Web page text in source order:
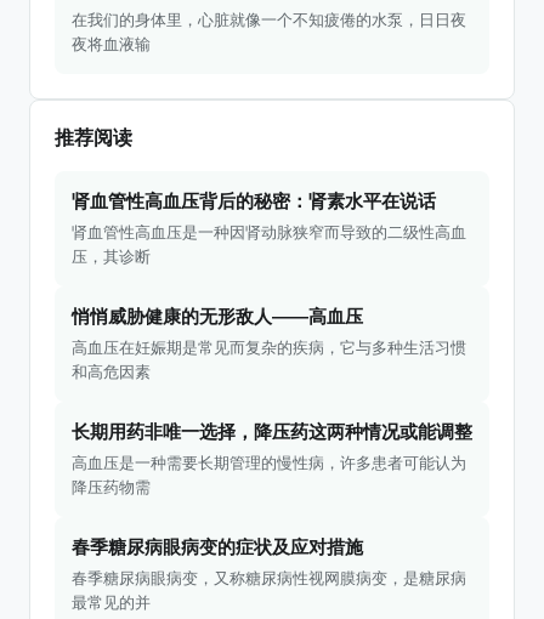
在我们的身体里，心脏就像一个不知疲倦的水泵，日日夜
夜将血液输
推荐阅读
肾血管性高血压背后的秘密：肾素水平在说话
肾血管性高血压是一种因肾动脉狭窄而导致的二级性高血
压，其诊断
悄悄威胁健康的无形敌人——高血压
高血压在妊娠期是常见而复杂的疾病，它与多种生活习惯
和高危因素
长期用药非唯一选择，降压药这两种情况或能调整
高血压是一种需要长期管理的慢性病，许多患者可能认为
降压药物需
春季糖尿病眼病变的症状及应对措施
春季糖尿病眼病变，又称糖尿病性视网膜病变，是糖尿病
最常见的并